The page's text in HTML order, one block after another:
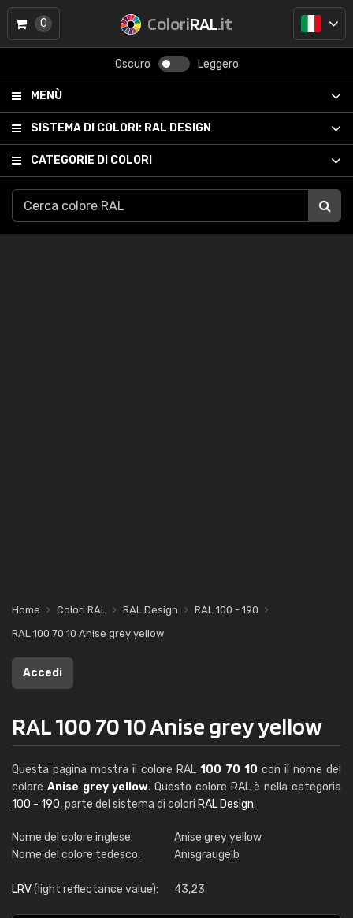
ColoriRAL.it
Oscuro Leggero
MENÙ
SISTEMA DI COLORI: RAL DESIGN
CATEGORIE DI COLORI
0
Home Colori RAL RAL Design
RAL 100 - 190
RAL 100 70 10 Anise grey yellow
Accedi
RAL 100 70 10 Anise grey yellow
Questa pagina mostra il colore RAL 100 70 10 con il nome del
colore Anise grey yellow. Questo colore RAL è nella categoria
100 - 190, parte del sistema di colori RAL Design.
Nome del colore inglese:
Anise grey yellow
Nome del colore tedesco:
Anisgraugelb
LRV(light reflectance value): 43,23